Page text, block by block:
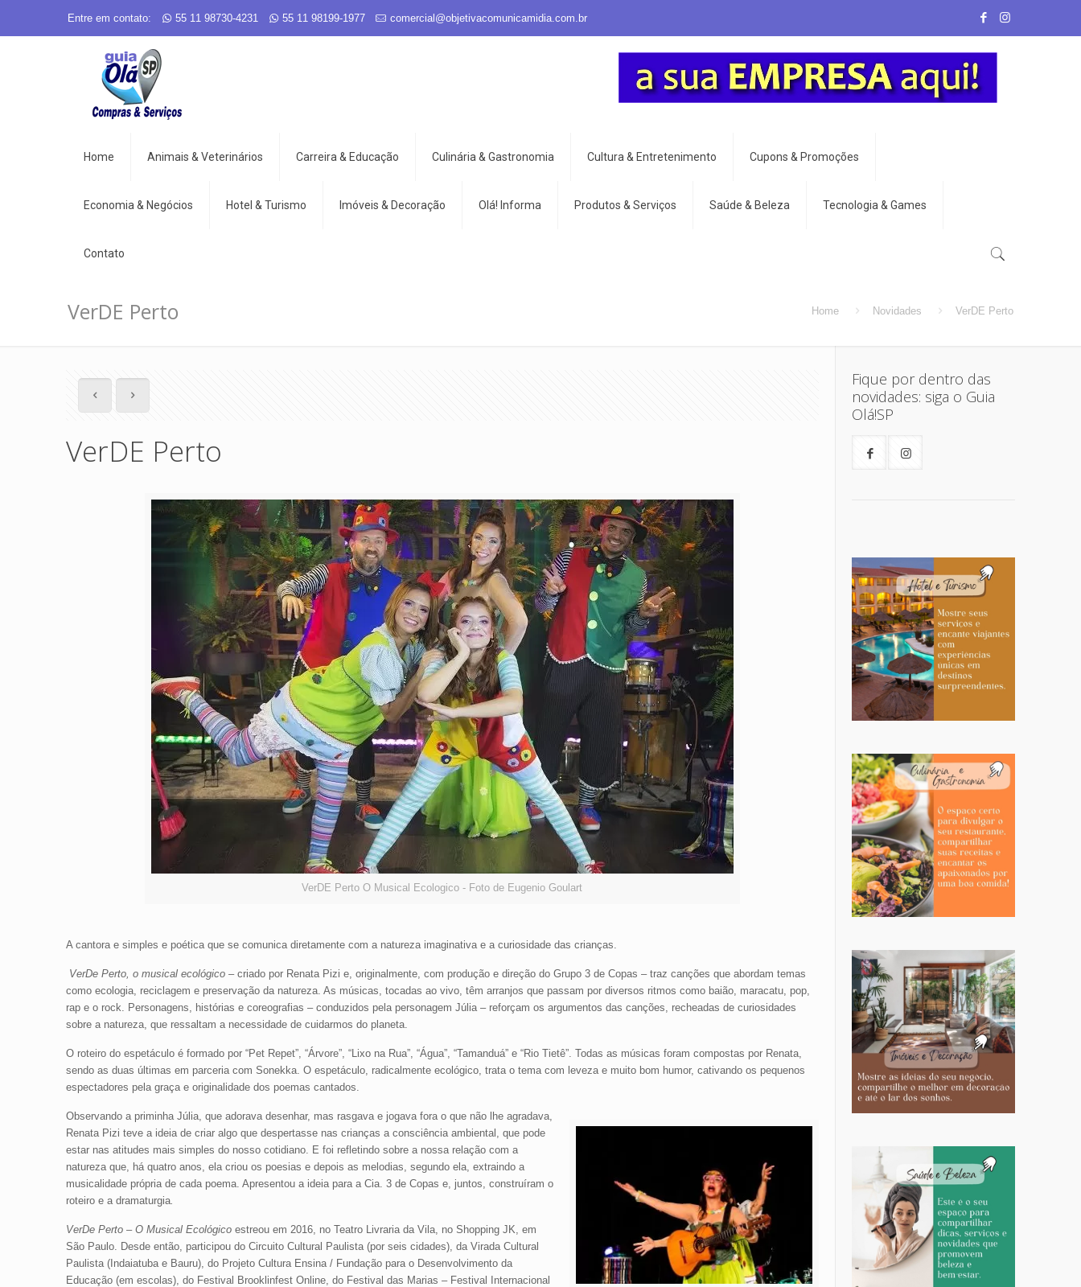
Entre em contato: 55 11 98730-4231 55 11 98199-1977 comercial@objetivacomunicamidia.com.br
Home Animais & Veterinários Carreira & Educação Culinária & Gastronomia Cultura & Entretenimento Cupons & Promoções
Economia & Negócios Hotel & Turismo Imóveis & Decoração Olá! Informa Produtos & Serviços Saúde & Beleza Tecnologia & Games
Contato
VerDE Perto Home Novidades VerDE Perto
VerDE Perto
VerDE Perto O Musical Ecologico - Foto de Eugenio Goulart
A cantora e simples e poética que se comunica diretamente com a natureza imaginativa e a curiosidade das crianças.
VerDe Perto, o musical ecológico– criado por Renata Pizi e, originalmente, com produção e direção do Grupo 3 de Copas – traz canções que abordam temas
como ecologia, reciclagem e preservação da natureza. As músicas, tocadas ao vivo, têm arranjos que passam por diversos ritmos como baião, maracatu, pop,
rap e o rock. Personagens, histórias e coreografias – conduzidos pela personagem Júlia – reforçam os argumentos das canções, recheadas de curiosidades
sobre a natureza, que ressaltam a necessidade de cuidarmos do planeta.
O roteiro do espetáculo é formado por “Pet Repet”, “Árvore”, “Lixo na Rua”, “Água”, “Tamanduá” e “Rio Tietê”. Todas as músicas foram compostas por Renata,
sendo as duas últimas em parceria com Sonekka. O espetáculo, radicalmente ecológico, trata o tema com leveza e muito bom humor, cativando os pequenos
espectadores pela graça e originalidade dos poemas cantados.
Observando a priminha Júlia, que adorava desenhar, mas rasgava e jogava fora o que não lhe agradava,
Renata Pizi teve a ideia de criar algo que despertasse nas crianças a consciência ambiental, que pode
estar nas atitudes mais simples do nosso cotidiano. E foi refletindo sobre a nossa relação com a
natureza que, há quatro anos, ela criou os poesias e depois as melodias, segundo ela, extraindo a
musicalidade própria de cada poema. Apresentou a ideia para a Cia. 3 de Copas e, juntos, construíram o
roteiro e a dramaturgia.
VerDe Perto – O Musical Ecológicoestreou em 2016, no Teatro Livraria da Vila, no Shopping JK, em
São Paulo. Desde então, participou do Circuito Cultural Paulista (por seis cidades), da Virada Cultural
Paulista (Indaiatuba e Bauru), do Projeto Cultura Ensina / Fundação para o Desenvolvimento da
Educação (em escolas), do Festival Brooklinfest Online, do Festival das Marias – Festival Internacional
Fique por dentro das
novidades: siga o Guia
Olá!SP